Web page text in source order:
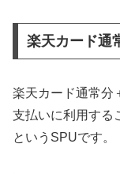
楽天カード通
楽天カード通常分
支払いに利用する
というSPUです。